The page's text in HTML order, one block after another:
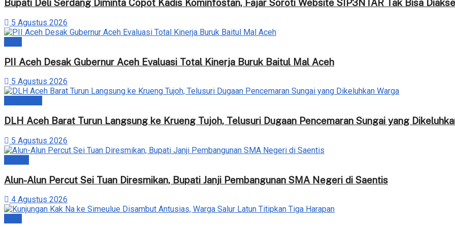
Bupati Deli Serdang Diminta Copot Kadis Kominfostan, Fajar Soroti Website SIP3NTAR Tak Bisa
5 Agustus 2026
‎PII Aceh Desak Gubernur Aceh Evaluasi Total Kinerja Buruk Baitul Mal Aceh
5 Agustus 2026
DLH Aceh Barat Turun Langsung ke Krueng Tujoh, Telusuri Dugaan Pencemaran Sungai yang
5 Agustus 2026
Alun-Alun Percut Sei Tuan Diresmikan, Bupati Janji Pembangunan SMA Negeri di Saentis
4 Agustus 2026